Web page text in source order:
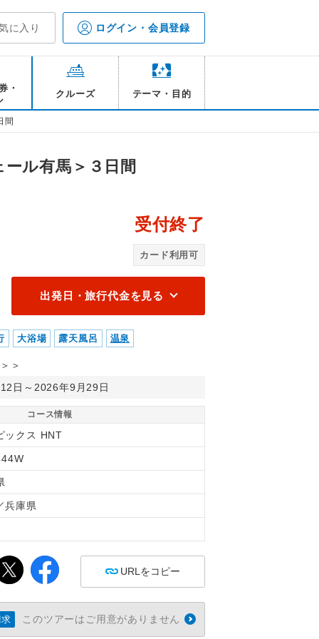
に入り ログイン・会員登録
・
クルーズ テーマ・目的
間
ル有馬＞３日間
取りセールは2026年4月27日（月）18時～5月11日（月）16時まで
ポイント内からご確認ください。）
受付終了
カード利用可
出発日・旅行代金を見る
大浴場 露天風呂 温泉
＞
日～2026年9月29日
コース情報
ックス HNT
兵庫県
URLをコピー
このツアーはご用意がありません